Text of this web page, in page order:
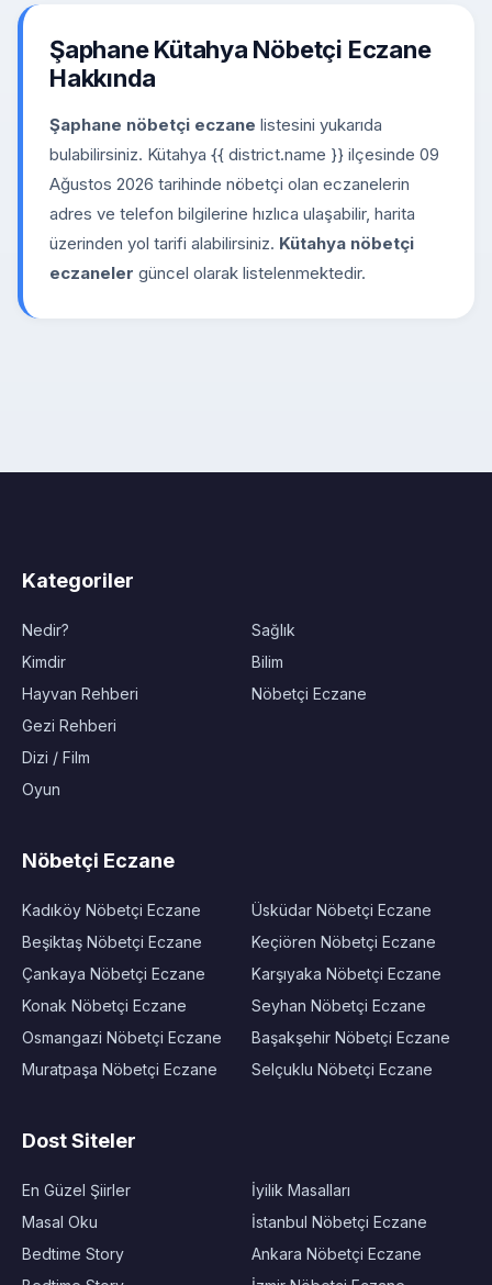
Şaphane Kütahya Nöbetçi Eczane
Hakkında
Şaphane nöbetçi eczane listesini yukarıda
bulabilirsiniz. Kütahya {{ district.name }} ilçesinde 09
Ağustos 2026 tarihinde nöbetçi olan eczanelerin
adres ve telefon bilgilerine hızlıca ulaşabilir, harita
üzerinden yol tarifi alabilirsiniz. Kütahya nöbetçi
eczaneler güncel olarak listelenmektedir.
Kategoriler
Nedir?
Kimdir
Hayvan Rehberi
Gezi Rehberi
Dizi / Film
Oyun
Sağlık
Bilim
Nöbetçi Eczane
Nöbetçi Eczane
Kadıköy Nöbetçi Eczane
Beşiktaş Nöbetçi Eczane
Çankaya Nöbetçi Eczane
Konak Nöbetçi Eczane
Osmangazi Nöbetçi Eczane
Muratpaşa Nöbetçi Eczane
Üsküdar Nöbetçi Eczane
Keçiören Nöbetçi Eczane
Karşıyaka Nöbetçi Eczane
Seyhan Nöbetçi Eczane
Başakşehir Nöbetçi Eczane
Selçuklu Nöbetçi Eczane
Dost Siteler
En Güzel Şiirler
Masal Oku
Bedtime Story
İyilik Masalları
İstanbul Nöbetçi Eczane
Ankara Nöbetçi Eczane